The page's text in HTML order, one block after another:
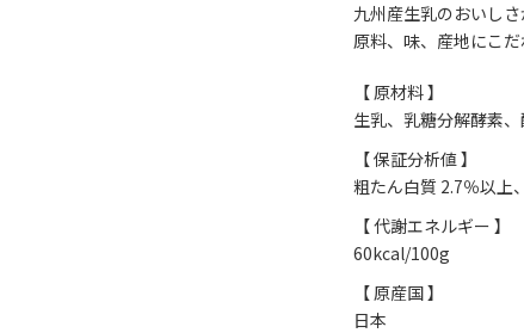
九州産生乳のおいし
原料、味、産地にこだ
【 原材料 】
生乳、乳糖分解酵素
【 保証分析値 】
粗たん白質 2.7％以上
【 代謝エネルギー 】
60kcal/100g
【 原産国 】
日本